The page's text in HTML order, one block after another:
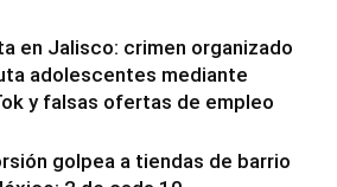
en Jalisco: crimen organizado
adolescentes mediante
y falsas ofertas de empleo
golpea a tiendas de barrio